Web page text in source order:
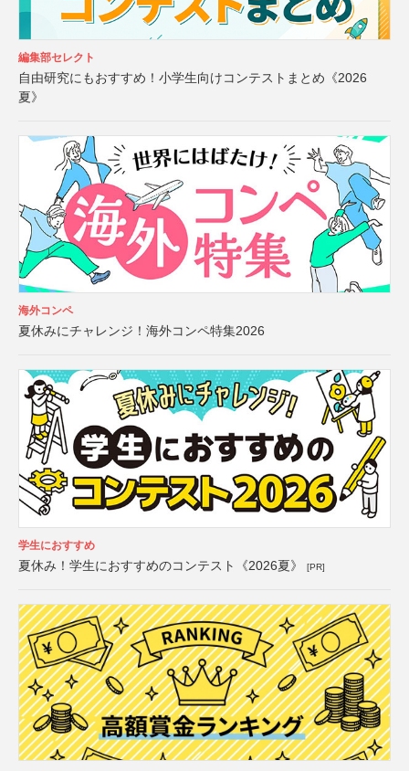
編集部セレクト
自由研究にもおすすめ！小学生向けコンテストまとめ《2026
夏》
海外コンペ
夏休みにチャレンジ！海外コンペ特集2026
学生におすすめ
夏休み！学生におすすめのコンテスト《2026夏》 [PR]